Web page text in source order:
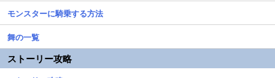
モンスターに騎乗する方法
舞の一覧
ストーリー攻略